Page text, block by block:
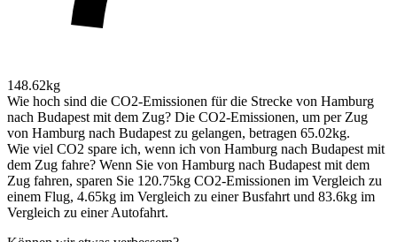
148.62kg
Wie hoch sind die CO2-Emissionen für die Strecke von Hamburg
nach Budapest mit dem Zug? Die CO2-Emissionen, um per Zug
von Hamburg nach Budapest zu gelangen, betragen 65.02kg.
Wie viel CO2 spare ich, wenn ich von Hamburg nach Budapest mit
dem Zug fahre? Wenn Sie von Hamburg nach Budapest mit dem
Zug fahren, sparen Sie 120.75kg CO2-Emissionen im Vergleich zu
einem Flug, 4.65kg im Vergleich zu einer Busfahrt und 83.6kg im
Vergleich zu einer Autofahrt.